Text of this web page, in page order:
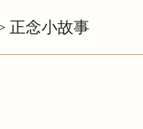
正念小故事